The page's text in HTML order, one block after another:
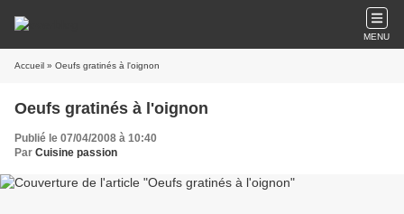
MENU
Accueil » Oeufs gratinés à l'oignon
Oeufs gratinés à l'oignon
Publié le 07/04/2008 à 10:40
Par Cuisine passion